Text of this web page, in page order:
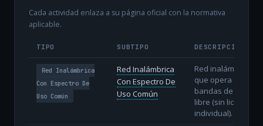
Cada actividad enlaza a su página oficial con la normativa
aplicable.
TIPO SUBTIPO DESCRIPCIÓN
Red Inalámbrica
Con Espectro De
Uso Común
Red Inalámbrica
Con Espectro De
Uso Común
Red inalámbrica
que opera en
bandas de uso
libre (sin licencia
individual).